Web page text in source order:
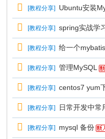
[教程分享] Ubuntu安装
[教程分享] spring实战学
[教程分享] 给一个
[教程分享] 管理MySQL
[教程分享] centos7 yum
[教程分享] 日常开发中常
[教程分享] mysql 备份